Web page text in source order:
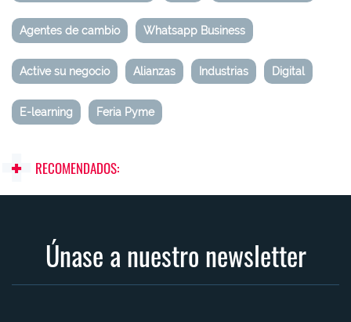
Agentes de cambio Whatsapp Business
Active su negocio Alianzas Industrias Digital
E-learning Feria Pyme
RECOMENDADOS:
Únase a nuestro newsletter